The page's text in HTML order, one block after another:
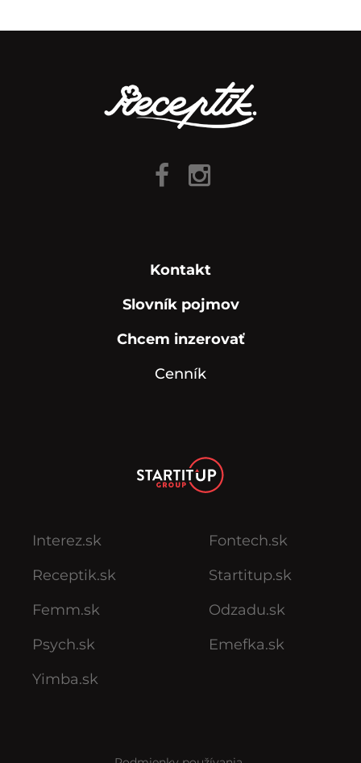
Kontakt
Slovník pojmov
Chcem inzerovať
Cenník
Interez.sk
Receptik.sk
Femm.sk
Psych.sk
Yimba.sk
Fontech.sk
Startitup.sk
Odzadu.sk
Emefka.sk